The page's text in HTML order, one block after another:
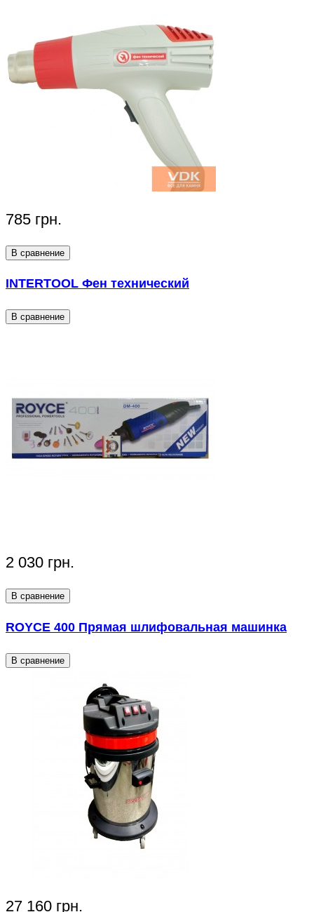
785 грн.
В сравнение
INTERTOOL Фен технический
В сравнение
2 030 грн.
В сравнение
ROYCE 400 Прямая шлифовальная машинка
В сравнение
27 160 грн.